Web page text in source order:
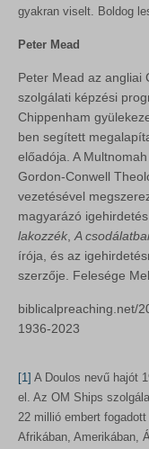
gyakran viselt. Boldog
Peter Mead
Peter Mead az angliai
szolgálati képzési
Chippenham
ben segített
előadója. A
Gordon-Conwell
vezetésével
magyarázó
lakozzék A
írója, és az
szerzője. Felesége
biblicalpreaching.net/
1936-2023
[1] A Doulos nevű hajót
el. Az OM Ships
22 millió embert
Afrikában, Amerikában,